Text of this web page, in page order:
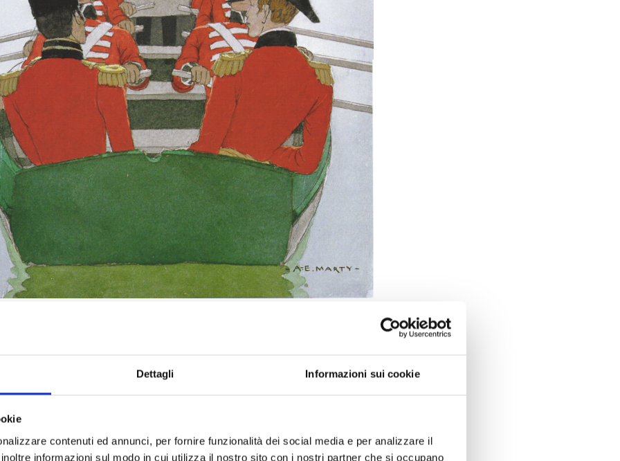
Dettagli Informazioni sui cookie
contenuti ed annunci, per fornire funzionalità dei social media e per analizzare il
informazioni sul modo in cui utilizza il nostro sito con i nostri partner che si occupano
del direttore del Museo Nazionale delle Residenze Napoleoniche
Roberta Martinelli, il progetto ha visto iniziative a partire dal 2007,
di Lucca e della Fondazione Cassa di Risparmi di Livorno.
ma con due caratteristiche peculiari: essere a carattere
non riservate ai soli studiosi od esperti della material, ed aver riscritto